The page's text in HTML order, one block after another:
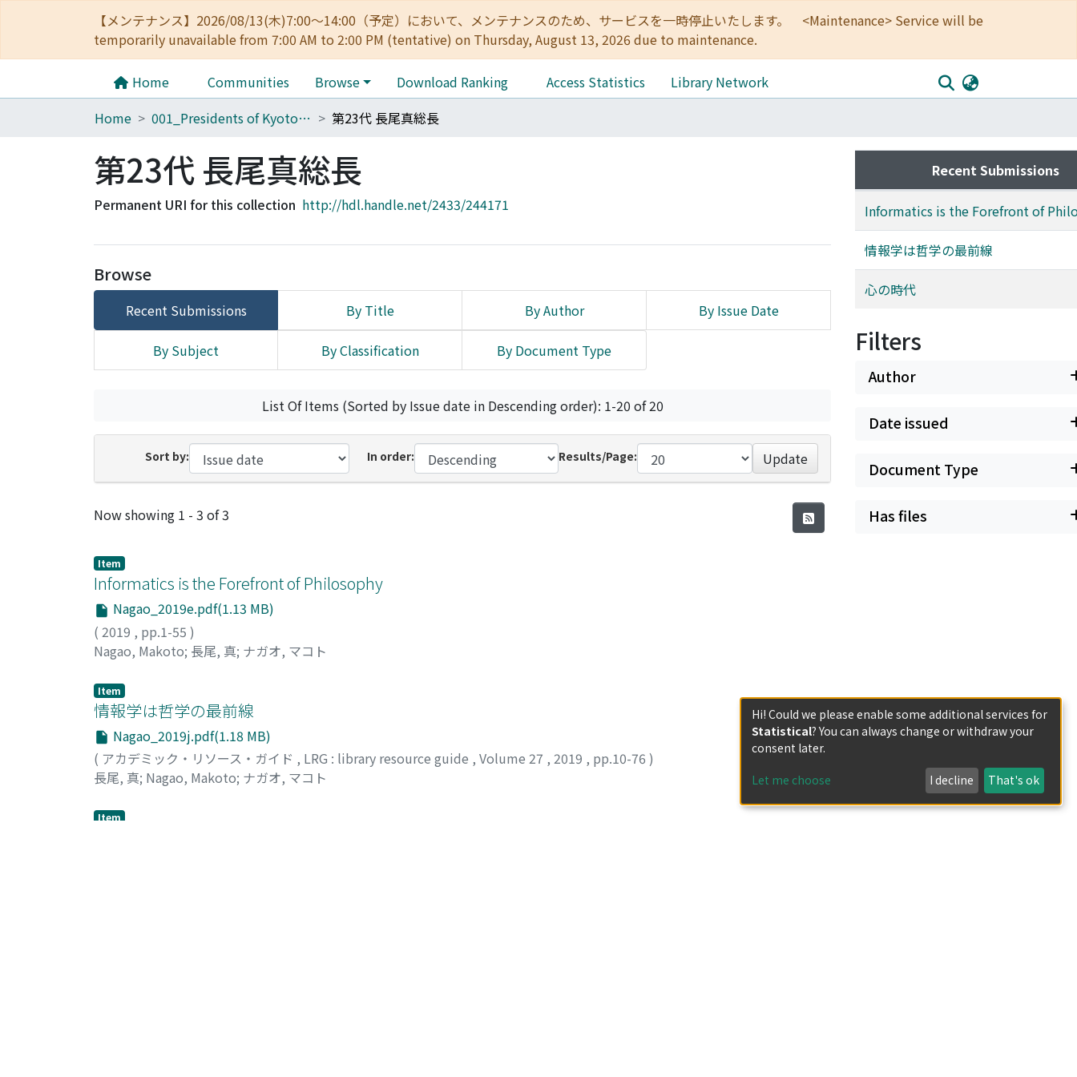
【メンテナンス】2026/08/13(木)7:00～14:00（予定）において、メンテナンスのため、サービスを一時停止いたします。 <Maintenance> Service will be
temporarily unavailable from 7:00 AM to 2:00 PM (tentative) on Thursday, August 13, 2026 due to maintenance.
Home Communities Browse Download Ranking Access Statistics
Library Network
Home
001_Presidents of Kyoto University 第23代 長尾真総長
第23代 長尾真総長
Permanent URI for this collection http://hdl.handle.net/2433/244171
Browse
Recent Submissions By Title By Author By Issue Date
By Subject By Classification By Document Type
List Of Items (Sorted by Issue date in Descending order): 1-20 of 20
Sort by: In order: Results/Page: Update
Recent Submissions
Now showing 1 - 3 of 3
Item
Informatics is the Forefront of Philosophy
Nagao_2019e.pdf(1.13 MB)
( 2019 , pp.1-55 )
Nagao, Makoto; 長尾, 真; ナガオ, マコト
Item
情報学は哲学の最前線
Nagao_2019j.pdf(1.18 MB)
( アカデミック・リソース・ガイド , LRG : library resource guide , Volume 27 , 2019 , pp.10-76 )
⻑尾, 真; Nagao, Makoto; ナガオ, マコト
Item
Recent Submissions
Informatics is the Forefront of
情報学は哲学の最前線
心の時代
Filters
Author
Date issued
Document Type
Has files
Hi! Could we please enable some additional services for
Statistical? You can always change or withdraw your
consent later.
Let me choose I decline That's ok